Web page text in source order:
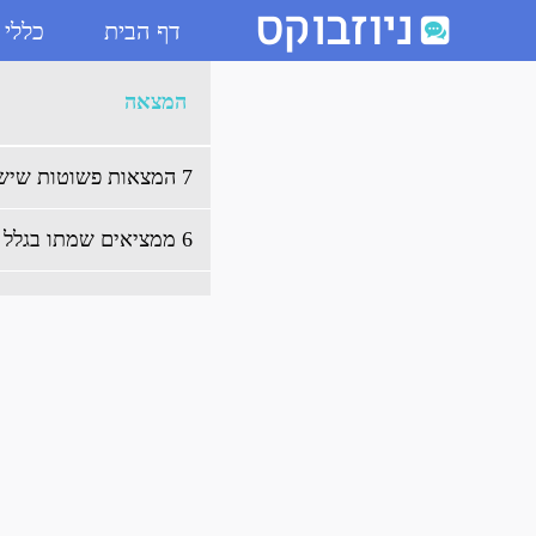
דף הבית כלליארכיון המצאה - ניוזבוקס
המצאה
7 המצאות פשוטות שישנו את שגרת יומכם לנצח
6 ממציאים שמתו בגלל ההמצאות שלהם